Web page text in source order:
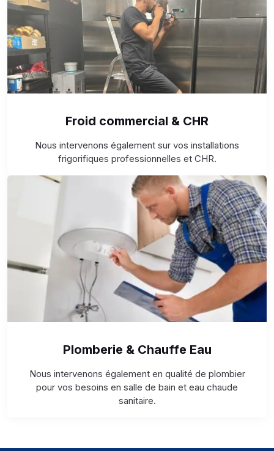
Froid commercial & CHR
Nous intervenons également sur vos installations
frigorifiques professionnelles et CHR.
Plomberie & Chauffe Eau
Nous intervenons également en qualité de plombier
pour vos besoins en salle de bain et eau chaude
sanitaire.